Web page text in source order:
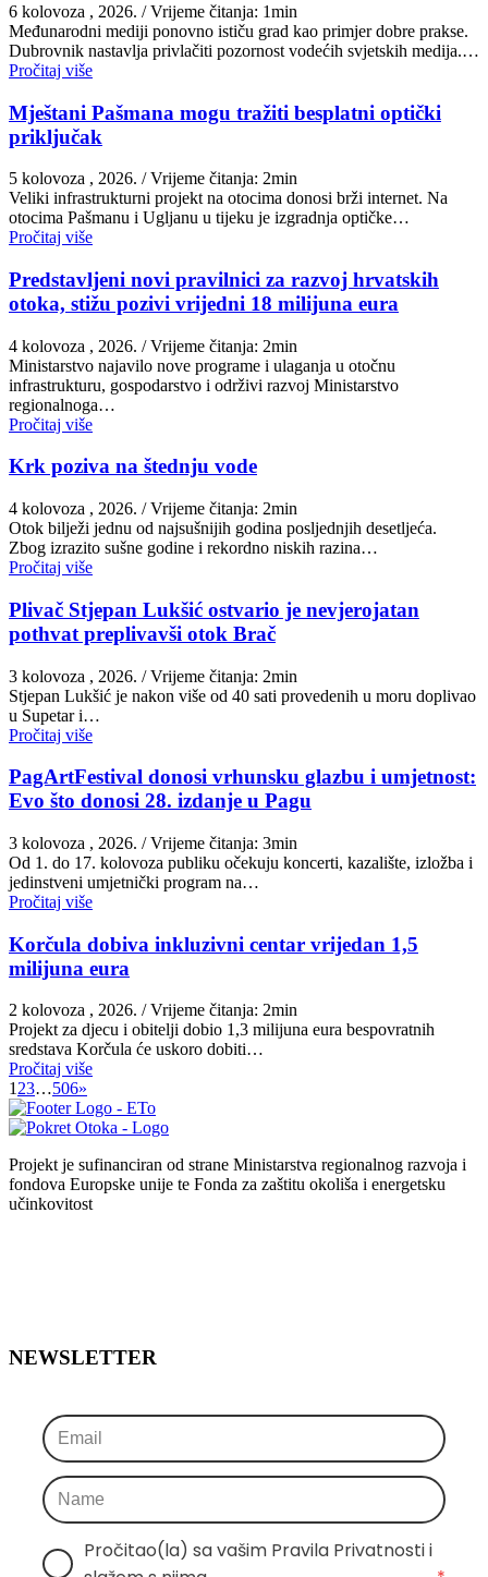
6 kolovoza , 2026. / Vrijeme čitanja: 1min
Međunarodni mediji ponovno ističu grad kao primjer dobre prakse.
Dubrovnik nastavlja privlačiti pozornost vodećih svjetskih medija.…
Pročitaj više
Mještani Pašmana mogu tražiti besplatni optički
priključak
5 kolovoza , 2026. / Vrijeme čitanja: 2min
Veliki infrastrukturni projekt na otocima donosi brži internet. Na
otocima Pašmanu i Ugljanu u tijeku je izgradnja optičke…
Pročitaj više
Predstavljeni novi pravilnici za razvoj hrvatskih
otoka, stižu pozivi vrijedni 18 milijuna eura
4 kolovoza , 2026. / Vrijeme čitanja: 2min
Ministarstvo najavilo nove programe i ulaganja u otočnu
infrastrukturu, gospodarstvo i održivi razvoj Ministarstvo
regionalnoga…
Pročitaj više
Krk poziva na štednju vode
4 kolovoza , 2026. / Vrijeme čitanja: 2min
Otok bilježi jednu od najsušnijih godina posljednjih desetljeća.
Zbog izrazito sušne godine i rekordno niskih razina…
Pročitaj više
Plivač Stjepan Lukšić ostvario je nevjerojatan
pothvat preplivavši otok Brač
3 kolovoza , 2026. / Vrijeme čitanja: 2min
St​jepan Lukšić je nakon više od 40 sati provedenih u moru doplivao
u Supetar i…
Pročitaj više
PagArtFestival donosi vrhunsku glazbu i umjetnost:
Evo što donosi 28. izdanje u Pagu
3 kolovoza , 2026. / Vrijeme čitanja: 3min
Od 1. do 17. kolovoza publiku očekuju koncerti, kazalište, izložba i
jedinstveni umjetnički program na…
Pročitaj više
Korčula dobiva inkluzivni centar vrijedan 1,5
milijuna eura
2 kolovoza , 2026. / Vrijeme čitanja: 2min
Projekt za djecu i obitelji dobio 1,3 milijuna eura bespovratnih
sredstava Korčula će uskoro dobiti…
Pročitaj više
123…506»
Projekt je sufinanciran od strane Ministarstva regionalnog razvoja i
fondova Europske unije te Fonda za zaštitu okoliša i energetsku
učinkovitost
NEWSLETTER
Pročitao(la) sa vašim Pravila Privatnosti i